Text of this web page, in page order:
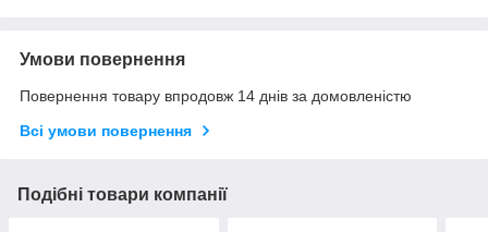
Умови повернення
Повернення товару впродовж 14 днів за домовленістю
Всі умови повернення
Подібні товари компанії